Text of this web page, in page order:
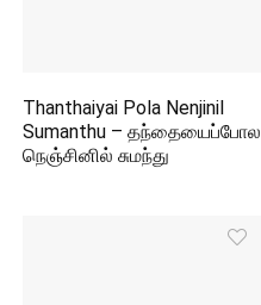
Thanthaiyai Pola Nenjinil
Sumanthu – தந்தையைப்போல
நெஞ்சினில் சுமந்து